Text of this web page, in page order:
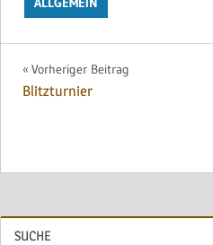
Beitragsnavigation
Vorheriger Beitrag
Blitzturnier
SUCHE